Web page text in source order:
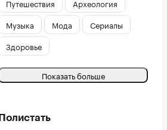
Путешествия
Археология
Музыка
Мода
Сериалы
Здоровье
Показать больше
Полистать